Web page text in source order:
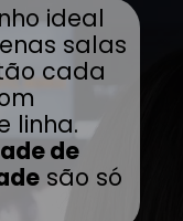
ideal
salas
cada
linha.
de
são só